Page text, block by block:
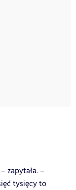
zapytała. –
tysięcy to